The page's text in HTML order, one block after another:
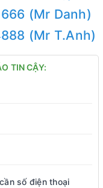
(Mr Danh)
(Mr T.Anh)
TIN CẬY:
số điện thoại